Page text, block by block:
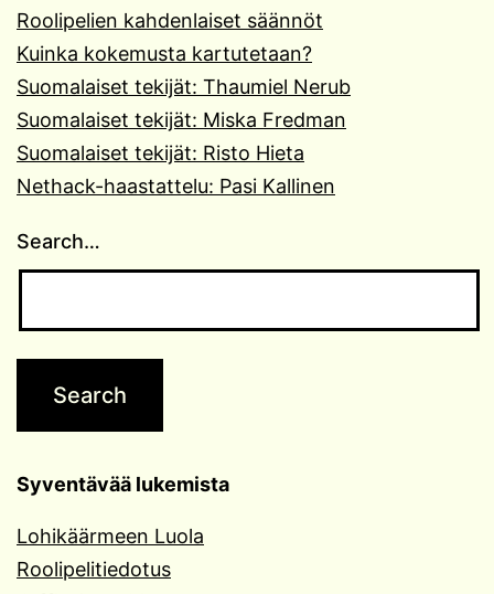
Roolipelien kahdenlaiset säännöt
Kuinka kokemusta kartutetaan?
Suomalaiset tekijät: Thaumiel Nerub
Suomalaiset tekijät: Miska Fredman
Suomalaiset tekijät: Risto Hieta
Nethack-haastattelu: Pasi Kallinen
Search…
Syventävää lukemista
Lohikäärmeen Luola
Roolipelitiedotus